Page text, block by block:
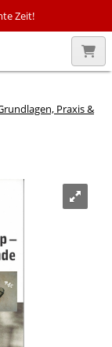
Zeit!
Praxis &